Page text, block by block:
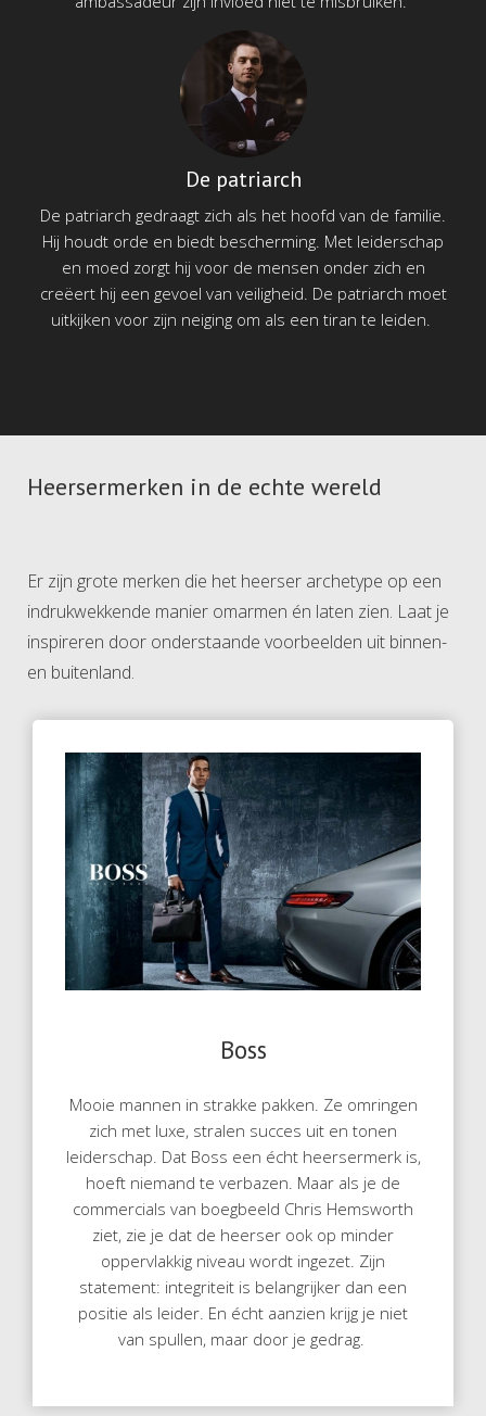
De patriarch
De patriarch gedraagt zich als het hoofd van de familie.
Hij houdt orde en biedt bescherming. Met leiderschap
en moed zorgt hij voor de mensen onder zich en
creëert hij een gevoel van veiligheid. De patriarch moet
uitkijken voor zijn neiging om als een tiran te leiden.
Heersermerken in de echte wereld
Er zijn grote merken die het heerser archetype op een
indrukwekkende manier omarmen én laten zien. Laat je
inspireren door onderstaande voorbeelden uit binnen-
en buitenland.
Boss
Mooie mannen in strakke pakken. Ze omringen
zich met luxe, stralen succes uit en tonen
leiderschap. Dat Boss een écht heersermerk is,
hoeft niemand te verbazen. Maar als je de
commercials van boegbeeld Chris Hemsworth
ziet, zie je dat de heerser ook op minder
oppervlakkig niveau wordt ingezet. Zijn
statement: integriteit is belangrijker dan een
positie als leider. En écht aanzien krijg je niet
van spullen, maar door je gedrag.